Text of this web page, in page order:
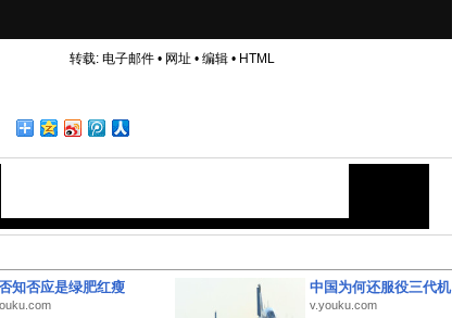
转载: 电子邮件• 网址 • 编辑• HTML
知否应是绿肥红瘦 中国为何还服役三代机
v.youku.com